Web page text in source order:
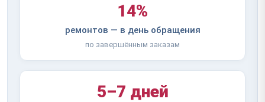
14%
ремонтов — в день обращения
по завершённым заказам
5–7 дней